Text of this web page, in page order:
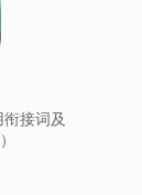
接词及